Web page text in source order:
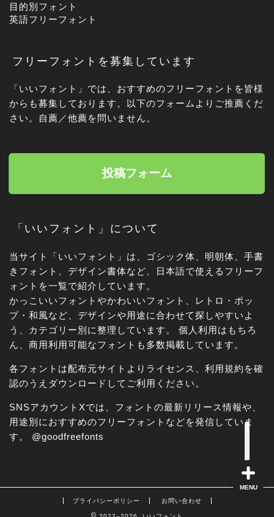
目的別フォント
英語フリーフォント
フリーフォントを募集しています
「いいフォント」では、おすすめのフリーフォントを皆様
からも募集しております。以下のフォームよりご推薦くだ
さい。自薦／他薦を問いません。
投稿フォーム
「いいフォント」について
当サイト「いいフォント」は、ゴシック体、明朝体、手書
きフォント、デザイン書体など、日本語で使えるフリーフ
ォントを一覧で紹介しています。
かっこいいフォントやかわいいフォント、レトロ・ポッ
プ・和風など、デザインや用途に合わせて探しやすいよ
う、カテゴリー別に整理しています。 個人利用はもちろ
ん、商用利用可能なフォントも多数掲載しています。
各フォントは配布元サイトよりライセンス、利用規約を確
認のうえダウンロードしてご利用ください。
SNSアカウントXでは、フォントの最新リリース情報や、
用途別におすすめのフリーフォントなどを発信していま
す。 @goodfreefonts
プライバシーポリシー お問い合わせ
MENU
角ゴシック
丸ゴシック体
明朝体
手書き風